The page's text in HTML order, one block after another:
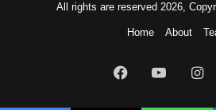
All rights are reserved 2026,
Home About
FacebookYouTube